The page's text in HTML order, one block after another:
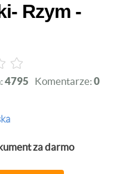
Rzym -
4795 Komentarze: 0
za darmo